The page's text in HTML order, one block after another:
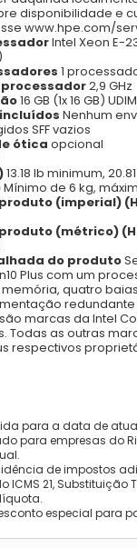
disponibilidade e
www.hpe.com/
Intel Xeon E-
1
2,9 GHz
16 GB (1x 16 GB)
Nenhum
SFF vazios
ótica opcional
13.18 lb minimum,
Mínimo de 6 kg,
(imperial) (H
(métrico) (H
do produto
Plus com um
memória, quatro
redundante
marcas da Intel
Todas as outras
respectivos
para a data de
para empresas do
de impostos
ICMS 21, Substituição
especial para